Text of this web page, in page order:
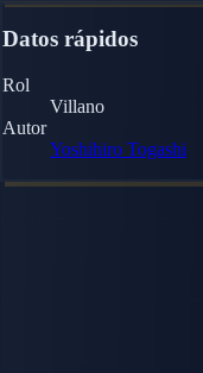
Datos rápidos
Rol
Villano
Autor
Yoshihiro Togashi